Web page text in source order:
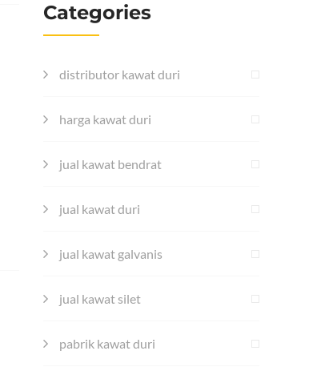
Categories
distributor kawat duri
harga kawat duri
jual kawat bendrat
jual kawat duri
jual kawat galvanis
jual kawat silet
pabrik kawat duri